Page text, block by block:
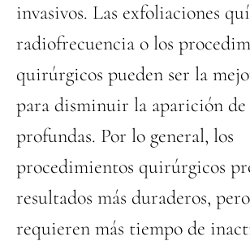
invasivos. Las exfoliaciones
radiofrecuencia o los
quirúrgicos pueden ser la
para disminuir la aparición de
profundas. Por lo general, los
procedimientos quirúrgicos
resultados más duraderos,
requieren más tiempo de